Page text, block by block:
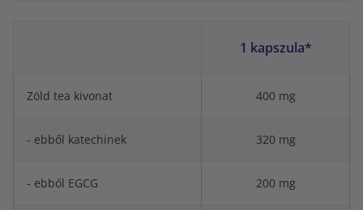
1 kapszula*
Zöld tea kivonat 400 mg
- ebből katechinek 320 mg
- ebből EGCG 200 mg